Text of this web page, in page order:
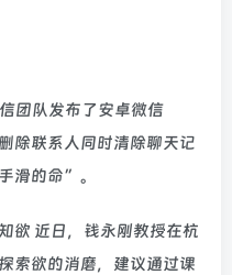
团队发布了安卓微信
除联系人同时清除聊天记
滑的命”。
欲 近日，钱永刚教授在杭
索欲的消磨，建议通过课